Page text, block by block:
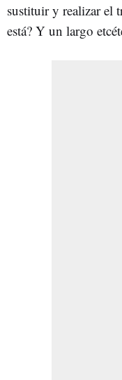
sustituir y realizar el
está? Y un largo